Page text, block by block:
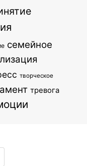
семейное
творческое
тревога